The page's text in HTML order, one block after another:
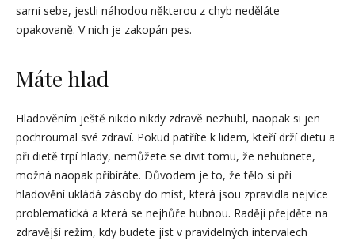
sami sebe, jestli náhodou některou z chyb neděláte
opakovaně. V nich je zakopán pes.
Máte hlad
Hladověním ještě nikdo nikdy zdravě nezhubl, naopak si jen
pochroumal své zdraví. Pokud patříte k lidem, kteří drží dietu a
při dietě trpí hlady, nemůžete se divit tomu, že nehubnete,
možná naopak přibíráte. Důvodem je to, že tělo si při
hladovění ukládá zásoby do míst, která jsou zpravidla nejvíce
problematická a která se nejhůře hubnou. Raději přejděte na
zdravější režim, kdy budete jíst v pravidelných intervalech